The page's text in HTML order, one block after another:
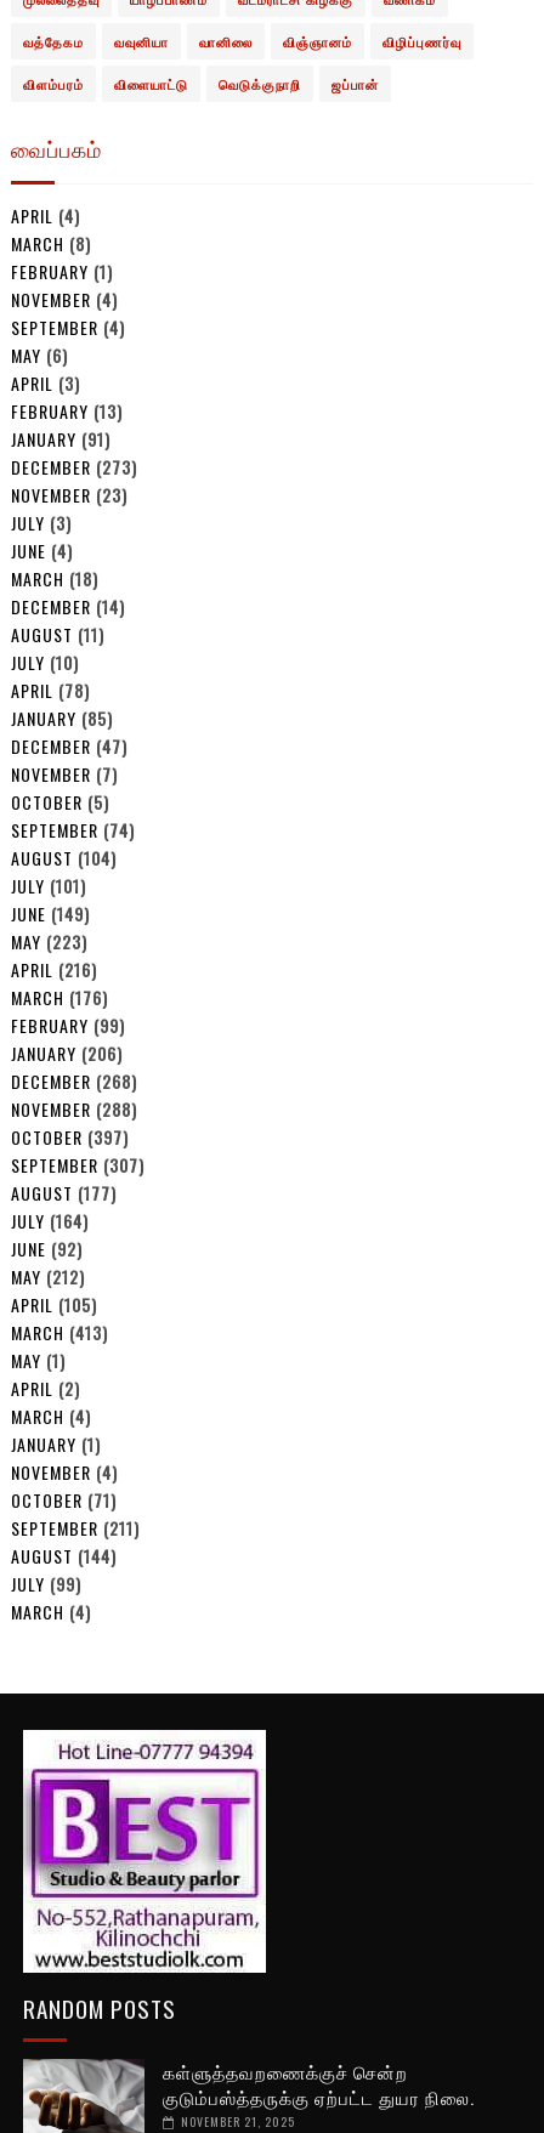
வத்தேகம வவுனியா வானிலை விஞ்ஞானம் விழிப்புணர்வு
விளம்பரம் விளையாட்டு வெடுக்குநாறி ஜப்பான்
வைப்பகம்
APRIL (4)
MARCH (8)
FEBRUARY (1)
NOVEMBER (4)
SEPTEMBER (4)
MAY (6)
APRIL (3)
FEBRUARY (13)
JANUARY (91)
DECEMBER (273)
NOVEMBER (23)
JULY (3)
JUNE (4)
MARCH (18)
DECEMBER (14)
AUGUST (11)
JULY (10)
APRIL (78)
JANUARY (85)
DECEMBER (47)
NOVEMBER (7)
OCTOBER (5)
SEPTEMBER (74)
AUGUST (104)
JULY (101)
JUNE (149)
MAY (223)
APRIL (216)
MARCH (176)
FEBRUARY (99)
JANUARY (206)
DECEMBER (268)
NOVEMBER (288)
OCTOBER (397)
SEPTEMBER (307)
AUGUST (177)
JULY (164)
JUNE (92)
MAY (212)
APRIL (105)
MARCH (413)
MAY (1)
APRIL (2)
MARCH (4)
JANUARY (1)
NOVEMBER (4)
OCTOBER (71)
SEPTEMBER (211)
AUGUST (144)
JULY (99)
MARCH (4)
RANDOM POSTS
கள்ளுத்தவறணைக்குச் சென்ற
குடும்பஸ்த்தருக்கு ஏற்பட்ட துயர நிலை.
NOVEMBER 21, 2025